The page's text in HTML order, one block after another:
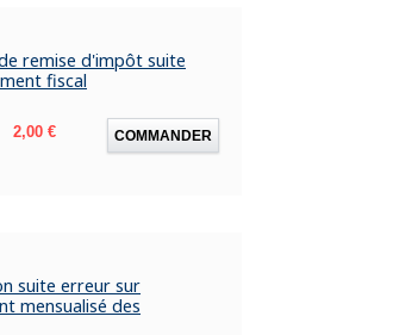
remise d'impôt suite
fiscal
Prix
2,00 € COMMANDER
suite erreur sur
mensualisé des